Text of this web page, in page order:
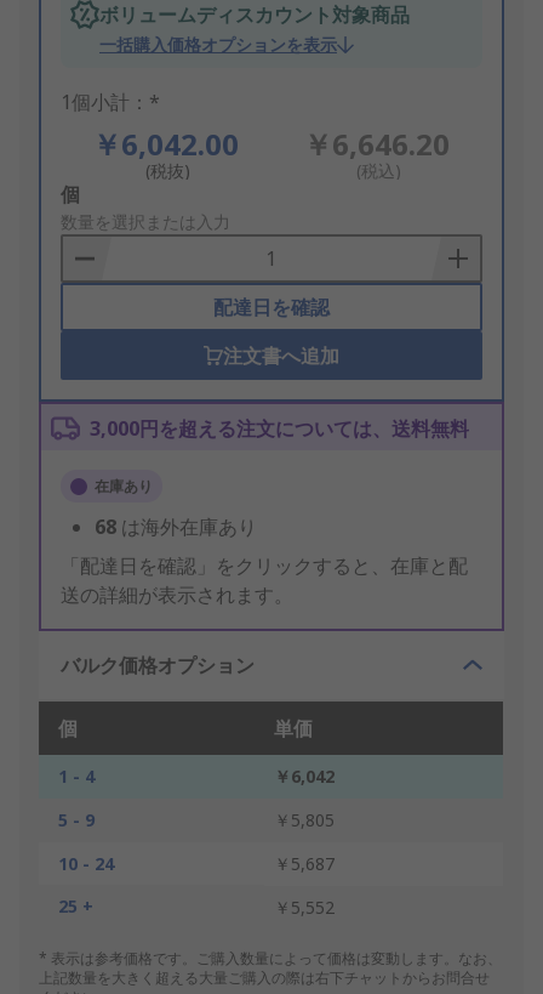
ボリュームディスカウント対象商品
一括購入価格オプションを表示
1個小計：*
￥6,042.00
(税抜)
￥6,646.20
(税込)
Add
to
Basket
個
数量を選択または入力
配達日を確認
注文書へ追加
3,000円を超える注文については、送料無料
在庫あり
68 は海外在庫あり
「配達日を確認」をクリックすると、在庫と配
送の詳細が表示されます。
バルク価格オプション
個 単価
1 - 4
￥6,042
5 - 9
￥5,805
10 - 24
￥5,687
25 +
￥5,552
* 表示は参考価格です。ご購入数量によって価格は変動します。なお、
上記数量を大きく超える大量ご購入の際は右下チャットからお問合せ